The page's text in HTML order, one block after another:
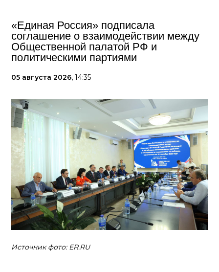
«Единая Россия» подписала
соглашение о взаимодействии между
Общественной палатой РФ и
политическими партиями
05 августа 2026, 14:35
Источник фото: ER.RU